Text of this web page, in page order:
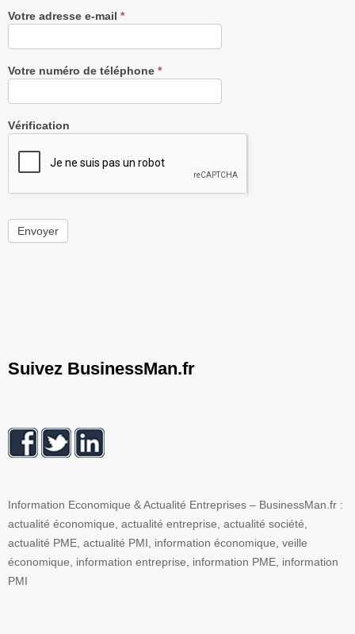
Votre adresse e-mail *
Votre numéro de téléphone *
Vérification
Envoyer
Suivez BusinessMan.fr
Information Economique & Actualité Entreprises – BusinessMan.fr :
actualité économique, actualité entreprise, actualité société,
actualité PME, actualité PMI, information économique, veille
économique, information entreprise, information PME, information
PMI